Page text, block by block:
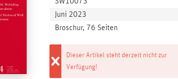
Juni 2023
Broschur, 76 Seiten
Dieser Artikel steht derzeit nicht zur
Verfügung!